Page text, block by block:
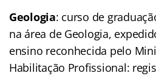
Geologia: curso de
na área de Geologia,
ensino reconhecida pelo
Habilitação Profissional: